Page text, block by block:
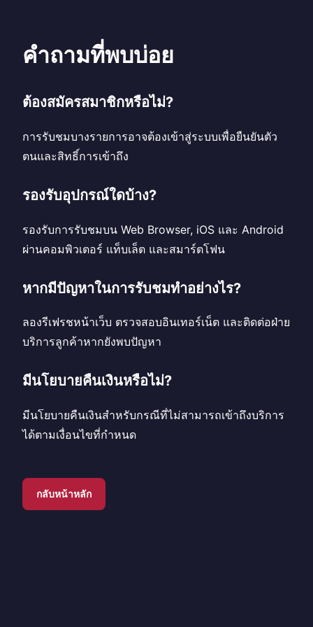
คำถามที่พบบ่อย
ต้องสมัครสมาชิกหรือไม่?
การรับชมบางรายการอาจต้องเข้าสู่ระบบเพื่อยืนยันตัว
ตนและสิทธิ์การเข้าถึง
รองรับอุปกรณ์ใดบ้าง?
รองรับการรับชมบน Web Browser, iOS และ Android
ผ่านคอมพิวเตอร์ แท็บเล็ต และสมาร์ตโฟน
หากมีปัญหาในการรับชมทำอย่างไร?
ลองรีเฟรชหน้าเว็บ ตรวจสอบอินเทอร์เน็ต และติดต่อฝ่าย
บริการลูกค้าหากยังพบปัญหา
มีนโยบายคืนเงินหรือไม่?
มีนโยบายคืนเงินสำหรับกรณีที่ไม่สามารถเข้าถึงบริการ
ได้ตามเงื่อนไขที่กำหนด
กลับหน้าหลัก